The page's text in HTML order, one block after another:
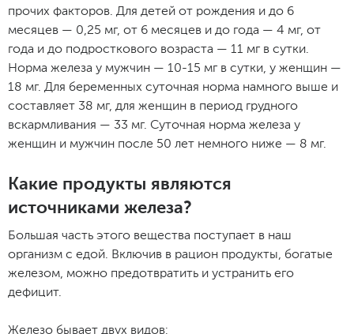
прочих факторов. Для детей от рождения и до 6
месяцев — 0,25 мг, от 6 месяцев и до года — 4 мг, от
года и до подросткового возраста — 11 мг в сутки.
Норма железа у мужчин — 10-15 мг в сутки, у женщин —
18 мг. Для беременных суточная норма намного выше и
составляет 38 мг, для женщин в период грудного
вскармливания — 33 мг. Суточная норма железа у
женщин и мужчин после 50 лет немного ниже — 8 мг.
Какие продукты являются
источниками железа?
Большая часть этого вещества поступает в наш
организм с едой. Включив в рацион продукты, богатые
железом, можно предотвратить и устранить его
дефицит.
Железо бывает двух видов: